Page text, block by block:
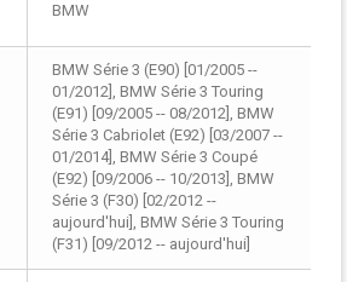
BMW
BMW Série 3 (E90) [01/2005 --
01/2012], BMW Série 3 Touring
(E91) [09/2005 -- 08/2012], BMW
Série 3 Cabriolet (E92) [03/2007 --
01/2014], BMW Série 3 Coupé
(E92) [09/2006 -- 10/2013], BMW
Série 3 (F30) [02/2012 --
aujourd'hui], BMW Série 3 Touring
(F31) [09/2012 -- aujourd'hui]